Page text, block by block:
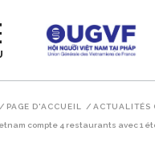
/ PAGE D'ACCUEIL / ACTUALITÉS
compte 4 restaurants avec 1